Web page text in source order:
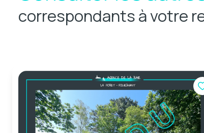
correspondants à votre